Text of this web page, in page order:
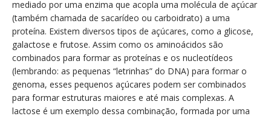
mediado por uma enzima que acopla uma molécula de açúcar
(também chamada de sacarídeo ou carboidrato) a uma
proteína. Existem diversos tipos de açúcares, como a glicose,
galactose e frutose. Assim como os aminoácidos são
combinados para formar as proteínas e os nucleotídeos
(lembrando: as pequenas “letrinhas” do DNA) para formar o
genoma, esses pequenos açúcares podem ser combinados
para formar estruturas maiores e até mais complexas. A
lactose é um exemplo dessa combinação, formada por uma